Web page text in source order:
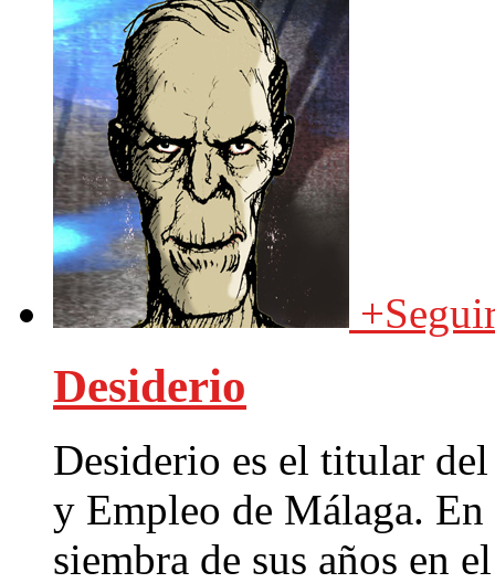
+
Desiderio
Desiderio es el titular
y Empleo de Málaga.
siembra de sus años en